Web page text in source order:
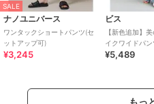
SALE
ナノユニバース
ワンタックショートパンツ(セ
ットアップ可)
¥3,245
ビス
【新色追加】
イクワイドパン
ア・接触冷感・
¥5,489